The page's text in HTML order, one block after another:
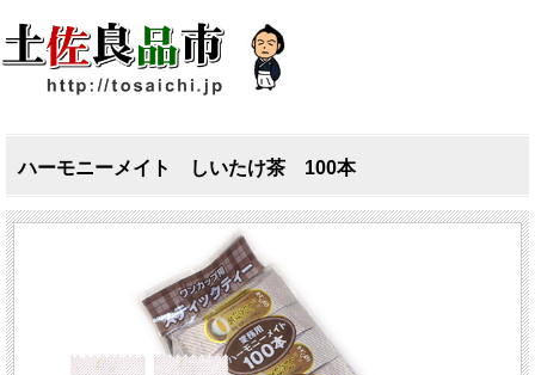
ハーモニーメイト しいたけ茶 100本